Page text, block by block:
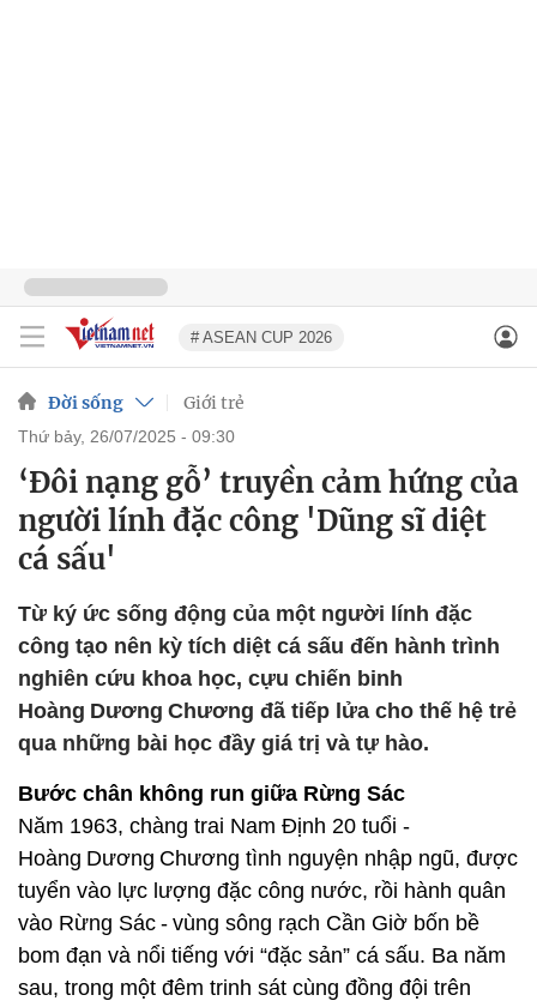
# ASEAN CUP 2026
Đời sống Giới trẻ
thứ bảy, 26/07/2025 - 09:30
‘Đôi nạng gỗ’ truyền cảm hứng của
người lính đặc công 'Dũng sĩ diệt
cá sấu'
Từ ký ức sống động của một người lính đặc
công tạo nên kỳ tích diệt cá sấu đến hành trình
nghiên cứu khoa học, cựu chiến binh
Hoàng Dương Chương đã tiếp lửa cho thế hệ trẻ
qua những bài học đầy giá trị và tự hào.
Bước chân không run giữa Rừng Sác
Năm 1963, chàng trai Nam Định 20 tuổi -
Hoàng Dương Chương tình nguyện nhập ngũ, được
tuyển vào lực lượng đặc công nước, rồi hành quân
vào Rừng Sác - vùng sông rạch Cần Giờ bốn bề
bom đạn và nổi tiếng với “đặc sản” cá sấu. Ba năm
sau, trong một đêm trinh sát cùng đồng đội trên